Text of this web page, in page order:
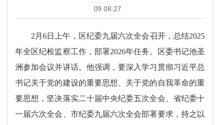
09 08:27
2月6日上午，区纪委九届六次全会召开，总结2025
年全区纪检监察工作，部署2026年任务。区委书记池圣
洲参加会议并讲话。他强调，要深入学习贯彻习近平总
书记关于党的建设的重要思想、关于党的自我革命的重
要思想，坚决落实二十届中央纪委五次全会、省纪委十
一届六次全会、市纪委九届六次全会部署要求，持之以